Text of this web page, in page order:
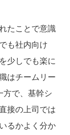
たことで意識
も社内向け
少しでも楽に
はチームリー
方で、基幹シ
接の上司では
るかよく分か